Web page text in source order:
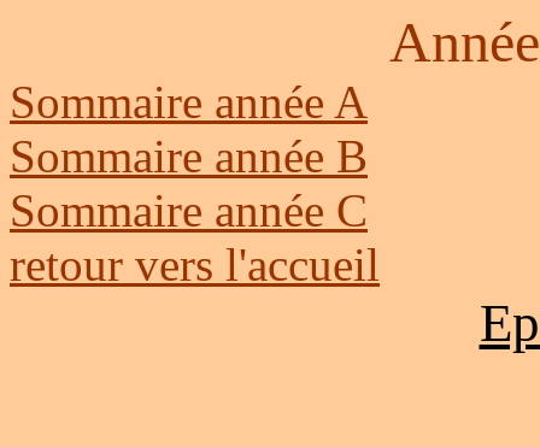
Sommaire année A
Sommaire année B
Sommaire année C
retour vers l'accueil